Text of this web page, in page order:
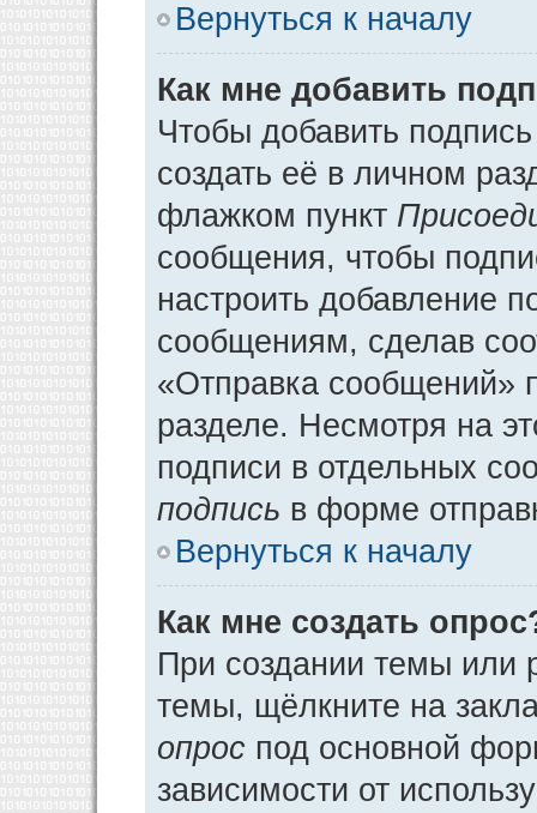
Вернуться к началу
Как мне добавить
Чтобы добавить
создать её в личном
флажком пункт
сообщения, чтобы
настроить добавление
сообщениям, сделав
«Отправка сообщений»
разделе. Несмотря на
подписи в отдельных
подпись в форме
Вернуться к началу
Как мне создать
При создании темы или
темы, щёлкните на
опрос под основной
зависимости от